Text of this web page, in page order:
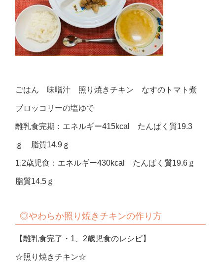
ごはん 味噌汁 照り焼きチキン なすのトマト煮
ブロッコリーの塩ゆで
離乳食完期：エネルギー415kcal たんぱく質19.3
ｇ 脂質14.9ｇ
1.2歳児食：エネルギー430kcal たんぱく質19.6ｇ
脂質14.5ｇ
◎やわらか照り焼きチキンの作り方
【離乳食完了・1、2歳児食のレシピ】
☆照り焼きチキン☆